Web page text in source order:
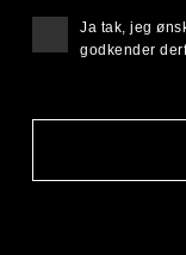
Ja tak, jeg
godkender